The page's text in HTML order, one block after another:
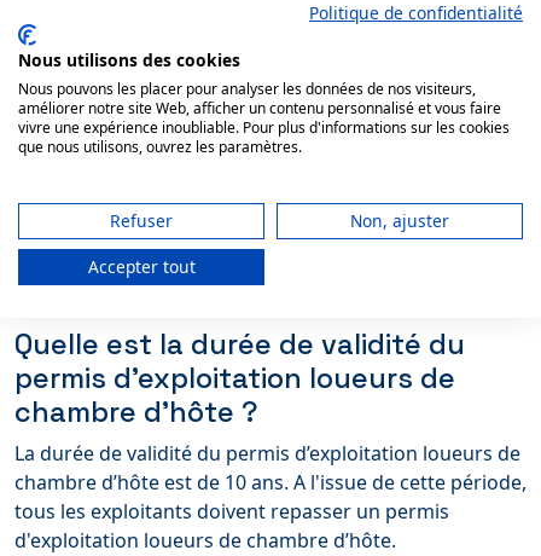
Contacter un conseiller
Est-ce que si je transforme ma table
d’hôte en restaurant, mon permis
d’exploitation loueurs de chambre
d’hôte suffit ?
Non, si je décide de changer mon activité en par
exemple un restaurant je devrais passer un
d’exploitation initial.
Quelle est la durée de validité du
permis d'exploitation loueurs de
chambre d’hôte ?
La durée de validité du permis d’exploitation loueurs de
chambre d’hôte est de 10 ans. A l'issue de cette période,
tous les exploitants doivent repasser un permis
d'exploitation loueurs de chambre d’hôte.
Politique de confidentialité
Nous utilisons des cookies
Nous pouvons les placer pour analyser les données de nos visiteurs,
améliorer notre site Web, afficher un contenu personnalisé et vous faire
vivre une expérience inoubliable. Pour plus d'informations sur les cookies
que nous utilisons, ouvrez les paramètres.
Refuser
Non, ajuster
Accepter tout